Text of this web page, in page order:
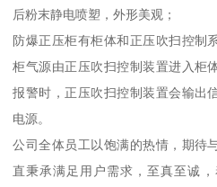
后粉末静电喷塑，外形美观；
防爆正压柜有柜体和正压吹扫控制
柜气源由正压吹扫控制装置进入柜
报警时，正压吹扫控制装置会输出
电源。
公司全体员工以饱满的热情，期待
直秉承满足用户需求，至真至诚